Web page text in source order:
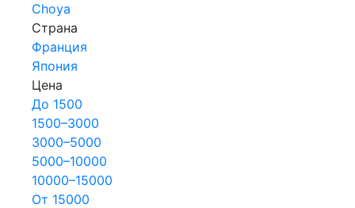
Choya
Страна
Франция
Япония
Цена
До 1500
1500–3000
3000–5000
5000–10000
10000–15000
От 15000